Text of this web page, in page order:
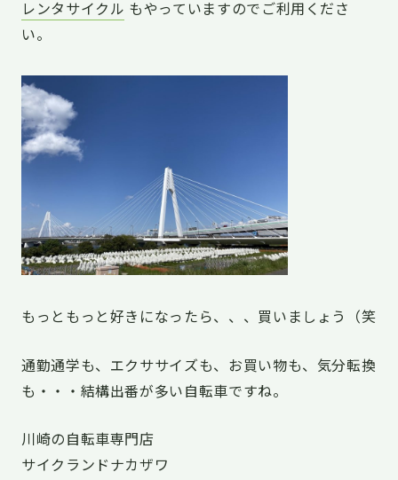
レンタサイクル もやっていますのでご利用くださ
い。
もっともっと好きになったら、、、買いましょう（笑
通勤通学も、エクササイズも、お買い物も、気分転換
も・・・結構出番が多い自転車ですね。
川崎の自転車専門店
サイクランドナカザワ